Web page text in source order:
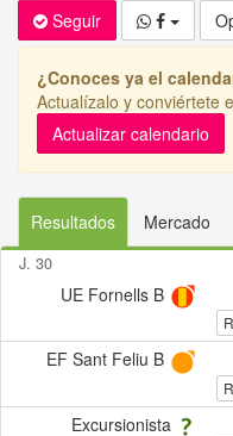
Seguir
¿Conoces ya el
Actualízalo y conviértete
Actualizar calendario
Resultados Mercado
J. 30
UE Fornells B
EF Sant Feliu B
Excursionista